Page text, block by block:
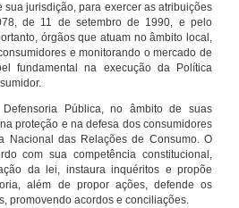
sua jurisdição, para exercer as atribuições
de 11 de setembro de 1990, e pelo
órgãos que atuam no âmbito local,
e monitorando o mercado de
fundamental na execução da Política
Pública, no âmbito de suas
proteção e na defesa dos consumidores
Nacional das Relações de Consumo. O
com sua competência constitucional,
da lei, instaura inquéritos e propõe
além de propor ações, defende os
promovendo acordos e conciliações.